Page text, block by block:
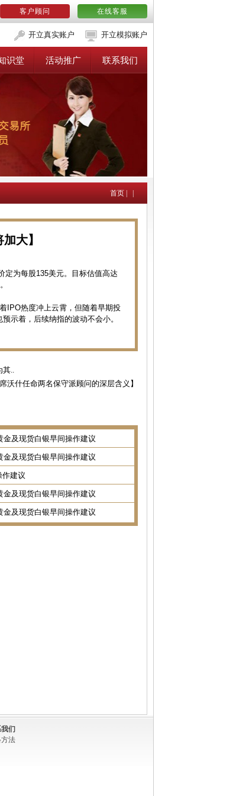
客户顾问 在线客服
开立真实账户 开立模拟账户
识堂 活动推广 联系我们
首页
大】
定为每股135美元。目标估值高达
IPO热度冲上云霄，但随着早期投
示着，后续纳指的波动不会小。
其..
沃什任命两名保守派顾问的深层含义】
金及现货白银早间操作建议
金及现货白银早间操作建议
作建议
金及现货白银早间操作建议
金及现货白银早间操作建议
们
法